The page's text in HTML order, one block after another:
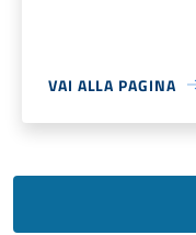
VAI ALLA PAGINA